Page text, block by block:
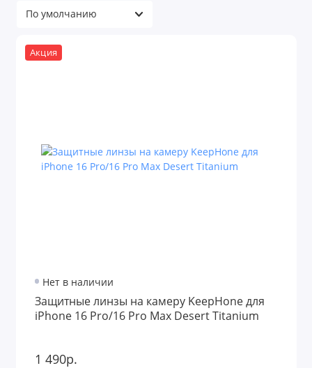
Акция
Нет в наличии
Защитные линзы на камеру KeepHone для
iPhone 16 Pro/16 Pro Max Desert Titanium
1 490р.